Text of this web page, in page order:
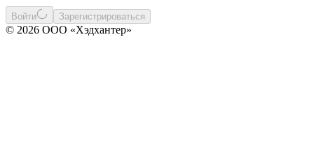
Войти Зарегистрироваться
© 2026 ООО «Хэдхантер»